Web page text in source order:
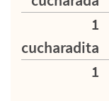
1
cucharadita
1